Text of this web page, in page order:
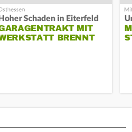
Hoher Schaden in Eiterfeld
MIT
BRENNT